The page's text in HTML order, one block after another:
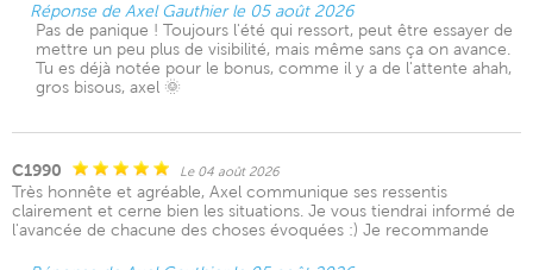
Réponse de Axel Gauthier le 05 août 2026
Pas de panique ! Toujours l'été qui ressort, peut être essayer de
mettre un peu plus de visibilité, mais même sans ça on avance.
Tu es déjà notée pour le bonus, comme il y a de l'attente ahah,
gros bisous, axel 🌞
C1990 Le 04 août 2026
Très honnête et agréable, Axel communique ses ressentis
clairement et cerne bien les situations. Je vous tiendrai informé de
l'avancée de chacune des choses évoquées :) Je recommande